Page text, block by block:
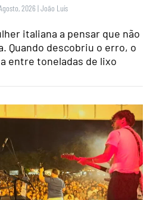
2026 |João Luís
italiana a pensar que não
Quando descobriu o erro, o
entre toneladas de lixo